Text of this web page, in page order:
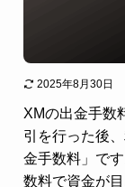
2025年8月30日
XMの出金手数
引を行った後
金手数料」で
数料で資金が目